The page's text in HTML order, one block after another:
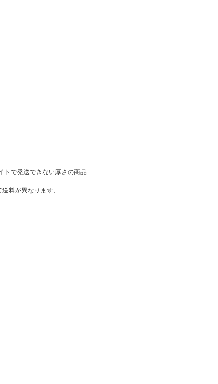
で発送できない厚さの商品
料が異なります。